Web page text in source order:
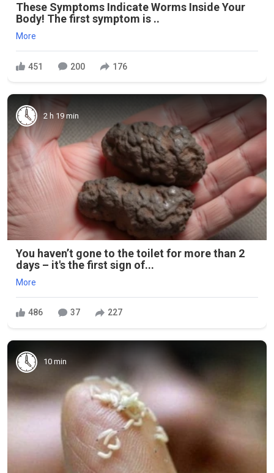
These Symptoms Indicate Worms Inside Your
Body! The first symptom is ..
More
451 200 176
2 h 19 min
You haven’t gone to the toilet for more than 2
days – it's the first sign of...
More
486 37 227
10 min